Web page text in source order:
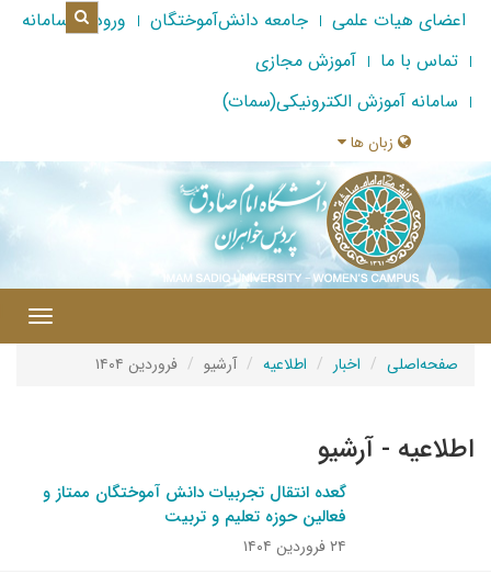
اعضای هیات علمی جامعه دانش‌آموختگان
ورود به سامانه
تماس با ما
آموزش مجازی
سامانه آموزش الکترونیکی(سمات)
زبان ها
صفحه‌اصلی اخبار اطلاعیه آرشیو فروردین ۱۴۰۴
اطلاعیه - آرشیو
گعده انتقال تجربیات دانش آموختگان ممتاز و
فعالین حوزه تعلیم و تربیت
۲۴ فروردین ۱۴۰۴